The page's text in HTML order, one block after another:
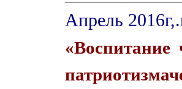
Апрель
«Воспитание